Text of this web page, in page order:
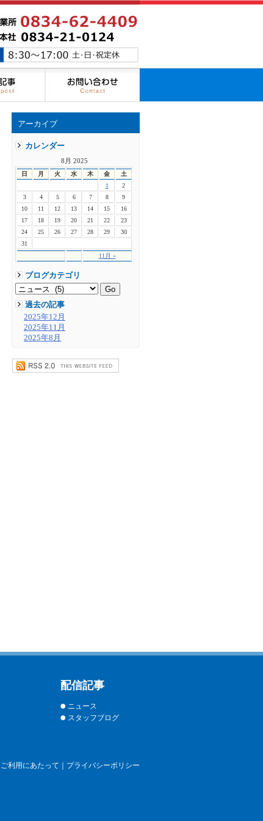
アーカイブ
カレンダー
8月 2025
日 月 火 水 木 金 土
11月 »
1
2
3
4 5 6 7 8
9
10
11 12 13 14 15
16
17
18 19 20 21 22
23
24
25 26 27 28 29
30
31
ブログカテゴリ
過去の記事
2025年12月
2025年11月
2025年8月
配信記事
ニュース
スタッフブログ
ご利用にあたって プライバシーポリシー